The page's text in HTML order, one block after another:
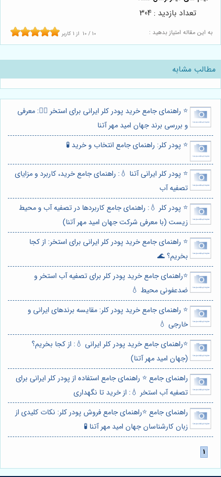
به این مقاله امتیاز بدهید : 10 / 10 از 1 کاربر
تعداد بازدید : 304
مطالب مشابه
⭐️ راهنمای جامع خرید پودر کلر ایرانی برای استخر 🏊‍♂️: معرفی
و بررسی برند جهان امید مهر آتنا
⭐️ پودر کلر: راهنمای جامع انتخاب و خرید 🧪
⭐️ پودر کلر ایرانی آتنا 💧: راهنمای جامع خرید، کاربرد و مزایای
تصفیه آب
⭐️ پودر کلر 💧: راهنمای جامع کاربردها در تصفیه آب و محیط
زیست (با معرفی شرکت جهان امید مهر آتنا)
⭐️ راهنمای جامع خرید پودر کلر ایرانی برای استخر: از کجا
بخریم؟ 🌊
⭐️راهنمای جامع خرید پودر کلر برای تصفیه آب استخر و
ضدعفونی محیط 💧
⭐️ راهنمای جامع خرید پودر کلر: مقایسه برندهای ایرانی و
خارجی 💧
⭐️راهنمای جامع خرید پودر کلر ایرانی 💧: از کجا بخریم؟
(جهان امید مهر آتنا)
راهنمای جامع ⭐️ راهنمای جامع استفاده از پودر کلر ایرانی برای
تصفیه آب استخر 💧: از خرید تا نگهداری
راهنمای جامع ⭐️راهنمای جامع فروش پودر کلر: نکات کلیدی از
زبان کارشناسان جهان امید مهر آتنا 🧪